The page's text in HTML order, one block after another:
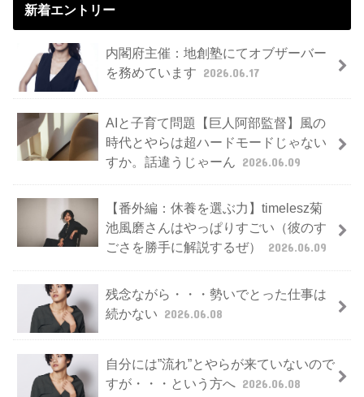
新着エントリー
内閣府主催：地創塾にてオブザーバー
を務めています 2026.06.17
AIと子育て問題【巨人阿部監督】風の
時代とやらは超ハードモードじゃない
すか。話違うじゃーん
2026.06.09
【番外編：休養を選ぶ力】timelesz菊
池風磨さんはやっぱりすごい（彼のす
ごさを勝手に解説するぜ）
2026.06.09
残念ながら・・・勢いでとった仕事は
続かない 2026.06.08
自分には”流れ”とやらが来ていないので
すが・・・という方へ 2026.06.08